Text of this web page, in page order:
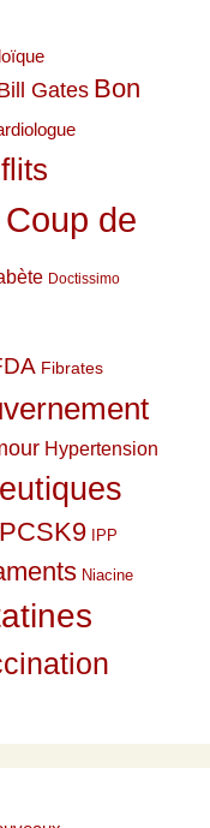
Gates Bon
Coup de
Doctissimo
Fibrates
Hypertension
IPP
Niacine